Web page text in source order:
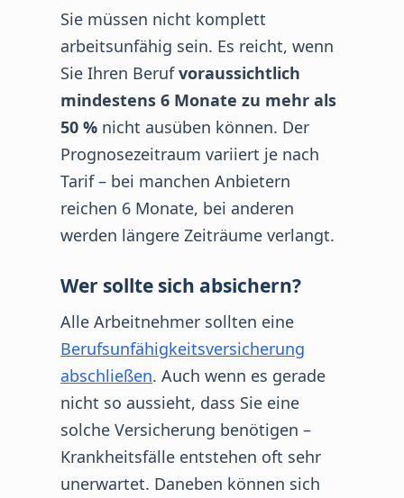
Sie müssen nicht komplett
arbeitsunfähig sein. Es reicht, wenn
Sie Ihren Berufvoraussichtlich
mindestens 6 Monate zu mehr als
50 % nicht ausüben können. Der
Prognosezeitraum variiert je nach
Tarif – bei manchen Anbietern
reichen 6 Monate, bei anderen
werden längere Zeiträume verlangt.
Wer sollte sich absichern?
Alle Arbeitnehmer sollten eine
Berufsunfähigkeitsversicherung
abschließen. Auch wenn es gerade
nicht so aussieht, dass Sie eine
solche Versicherung benötigen –
Krankheitsfälle entstehen oft sehr
unerwartet. Daneben können sich